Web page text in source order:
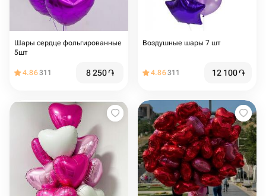
Шары сердце фольгированные
5шт
4.86311 8 250֏
Воздушные шары 7 шт
4.86311 12 100֏